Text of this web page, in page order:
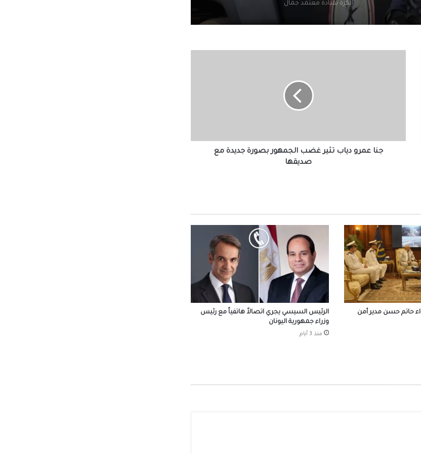
منع نزول البحر ورفع الراية الحمراء بشواطئ العجمي
لارتفاع الأمواج
الأهلي يتفق مع إمام عاشور على التجديد 4 سنوات
منع سيدة استرالية من الظهور بوسائل الإعلام لهذه
عن رواية لإحسان عبد القدوس .. نبيلة عبيد تعود إلى
ماسبيرو بمسلسل إذاعي
افتتاح وحدة البرامج الوقائية للصندوق بمنطقة رأس
البر
احتفالات جماهير طرابزون سبور بصفقة القرن محمد
صلاح
أسعار الذهب اليوم السبت 8 أغسطس 2026
الكرة بقيادة معتمد جمال
مع
جنا عمرو دياب تثير غضب الجمهور بصورة جديدة مع
صديقها
حاتم حسن مدير أمن
الرئيس السيسي يجري اتصالاً هاتفياً مع رئيس
وزراء جمهورية اليونان
منذ 3 أيام